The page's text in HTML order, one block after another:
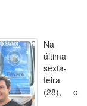
Na
última
sexta-
feira
(28), o